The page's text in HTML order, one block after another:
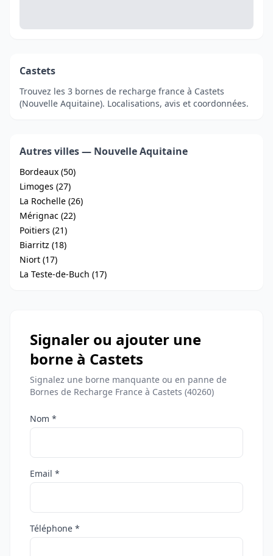
Castets
Trouvez les 3 bornes de recharge france à Castets
(Nouvelle Aquitaine). Localisations, avis et coordonnées.
Autres villes — Nouvelle Aquitaine
Bordeaux (50)
Limoges (27)
La Rochelle (26)
Mérignac (22)
Poitiers (21)
Biarritz (18)
Niort (17)
La Teste-de-Buch (17)
Signaler ou ajouter une
borne à Castets
Signalez une borne manquante ou en panne de
Bornes de Recharge France à Castets (40260)
Nom *
Email *
Téléphone *